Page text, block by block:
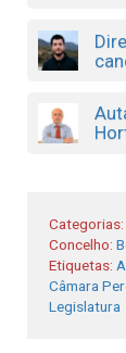
Categorias:
Concelho:
Etiquetas:
Câmara
Legislatura